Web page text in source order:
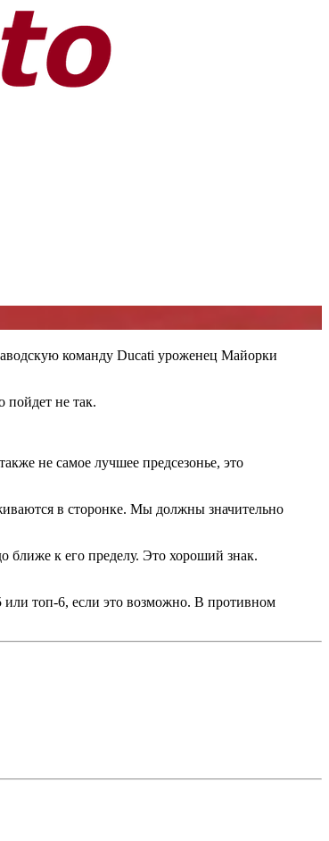
команду Ducati уроженец Майорки
пойдет не так.
не самое лучшее предсезонье, это
в сторонке. Мы должны значительно
ближе к его пределу. Это хороший знак.
или топ-6, если это возможно. В противном